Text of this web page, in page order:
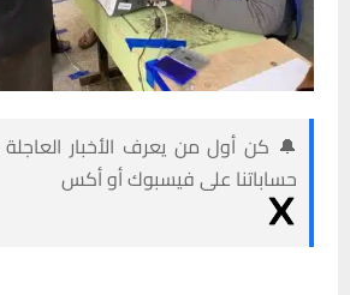
🔔 كن أول من يعرف الأخبار العاجلة
حساباتنا على فيسبوك أو أكس